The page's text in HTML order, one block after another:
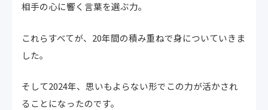
相手の心に響く言葉を選ぶ力。
これらすべてが、20年間の積み重ねで身についていきま
した。
そして2024年、思いもよらない形でこの力が活かされ
ることになったのです。